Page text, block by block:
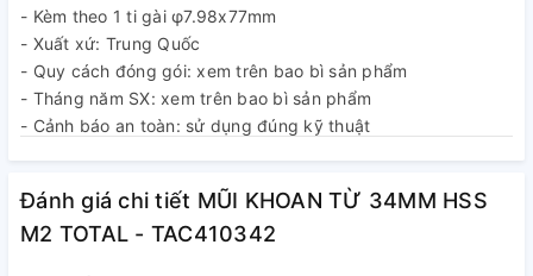
- Kèm theo 1 ti gài φ7.98x77mm
- Xuất xứ: Trung Quốc
- Quy cách đóng gói: xem trên bao bì sản phẩm
- Tháng năm SX: xem trên bao bì sản phẩm
- Cảnh báo an toàn: sử dụng đúng kỹ thuật
- Nhà sản xuất: TOTAL TOOLS CO., LIMITED
Đánh giá chi tiết MŨI KHOAN TỪ 34MM HSS
M2 TOTAL - TAC410342